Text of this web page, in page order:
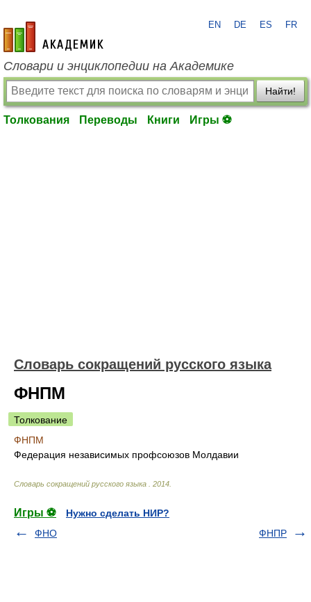
academic.ru
EN DE ES FR
Словари и энциклопедии на Академике
Найти!
Толкования Переводы Книги Игры ⚽
Словарь сокращений русского языка
ФНПМ
Толкование
ФНПМ
Федерация независимых профсоюзов Молдавии
Словарь сокращений русского языка 2014
Игры ⚽
Нужно сделать НИР?
ФНО
ФНПР